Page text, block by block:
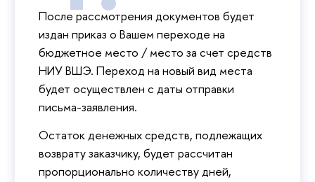
После рассмотрения документов будет
издан приказ о Вашем переходе на
бюджетное место / место за счет средств
НИУ ВШЭ. Переход на новый вид места
будет осуществлен с даты отправки
письма-заявления.
Остаток денежных средств, подлежащих
возврату заказчику, будет рассчитан
пропорционально количеству дней,